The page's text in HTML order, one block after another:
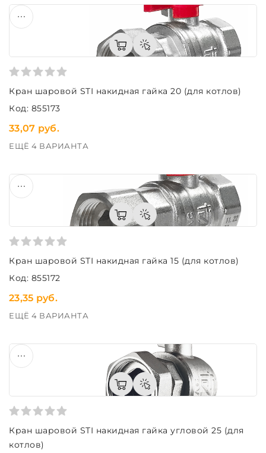
Кран шаровой STI накидная гайка 20 (для котлов)
Код: 855173
33,07 руб.
ЕЩЁ 4 ВАРИАНТА
Кран шаровой STI накидная гайка 15 (для котлов)
Код: 855172
23,35 руб.
ЕЩЁ 4 ВАРИАНТА
Кран шаровой STI накидная гайка угловой 25 (для
котлов)